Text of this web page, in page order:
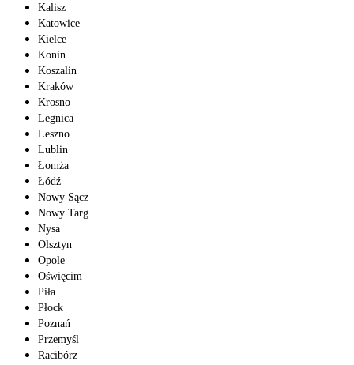
Kalisz
Katowice
Kielce
Konin
Koszalin
Kraków
Krosno
Legnica
Leszno
Lublin
Łomża
Łódź
Nowy Sącz
Nowy Targ
Nysa
Olsztyn
Opole
Oświęcim
Piła
Płock
Poznań
Przemyśl
Racibórz